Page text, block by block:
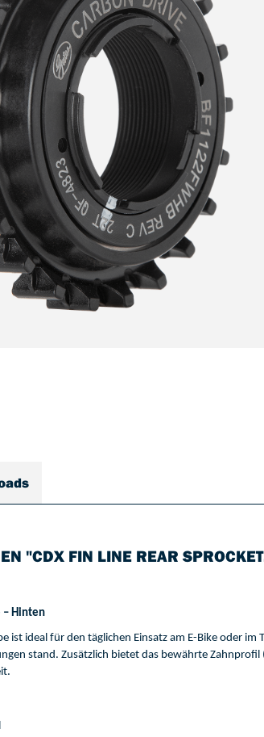
"CDX FIN LINE REAR
– Hinten
ist ideal für den täglichen Einsatz am E-Bike oder im
stand. Zusätzlich bietet das bewährte Zahnprofil
.
l